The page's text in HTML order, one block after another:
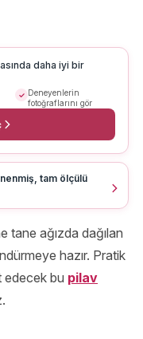
daha iyi bir
Deneyenlerin
fotoğraflarını gör
tam ölçülü
tane ağızda dağılan
hazır. Pratik
edecek bu pilav